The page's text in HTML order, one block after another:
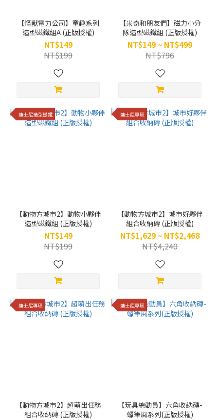
【怪獸電力公司】童趣系列
造型磁鐵組A (正版授權)
NT$149
NT$199
【米奇和朋友們】磁力小分
隊造型磁鐵組 (正版授權)
NT$149 ~ NT$499
NT$796
迪士尼造型磁鐵
【動物方城市2】動物小夥伴
造型磁鐵組 (正版授權)
NT$149
NT$199
迪士尼專區
【動物方城市2】城市好夥伴
組合收納磚 (正版授權)
NT$1,629 ~ NT$2,468
NT$4,240
迪士尼專區
【動物方城市2】超萌出任務
組合收納磚 (正版授權)
迪士尼專區
【玩具總動員】六角收納磚-
蠟筆風系列(正版授權)